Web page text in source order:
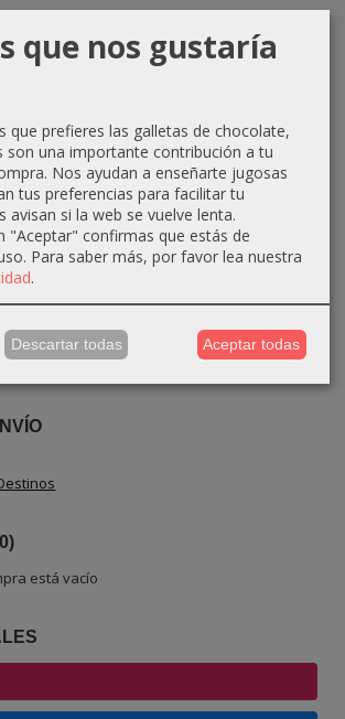
está vacío
Queso
Ratón de
Madera...
€25,00 €
Cuchillo para
Mantequilla de
Madera...
11,70 €13,00 €
que nos gustaría
que prefieres las galletas de chocolate,
son una importante contribución a tu
Nos ayudan a enseñarte jugosas
tus preferencias para facilitar tu
avisan si la web se vuelve lenta.
"Aceptar" confirmas que estás de
Para saber más, por favor lea nuestra
.
Descartar todas Aceptar todas